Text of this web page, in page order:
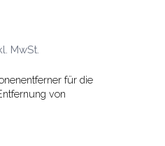
MwSt.
für die
von